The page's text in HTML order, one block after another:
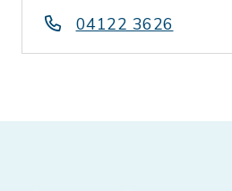
04122 3626